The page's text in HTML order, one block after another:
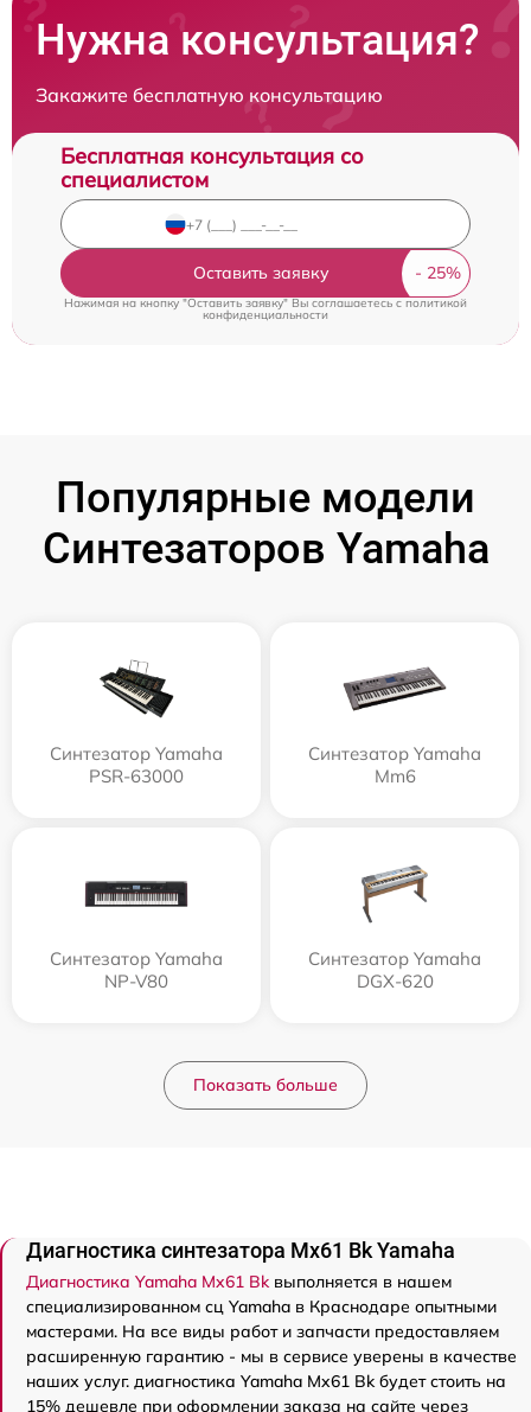
Нужна консультация?
Закажите бесплатную консультацию
Бесплатная консультация со
специалистом
Оставить заявку
Нажимая на кнопку "Оставить заявку" Вы соглашаетесь c политикой
конфиденциальности
Популярные модели
Синтезаторов Yamaha
Синтезатор Yamaha
PSR-63000
Синтезатор Yamaha
Mm6
Синтезатор Yamaha
NP-V80
Синтезатор Yamaha
DGX-620
Показать больше
Диагностика синтезатора Mx61 Bk Yamaha
Диагностика Yamaha Mx61 Bkвыполняется в нашем
специализированном сц Yamaha в Краснодаре опытными
мастерами. На все виды работ и запчасти предоставляем
расширенную гарантию - мы в сервисе уверены в качестве
наших услуг. диагностика Yamaha Mx61 Bk будет стоить на
15% дешевле при оформлении заказа на сайте через